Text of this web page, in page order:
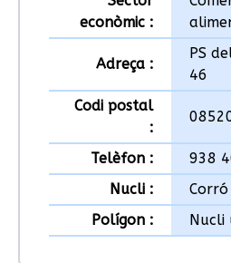
econòmic :
Adreça :
PS
46
Codi postal
:
Telèfon :
938
Nucli :
Polígon :
Nucli